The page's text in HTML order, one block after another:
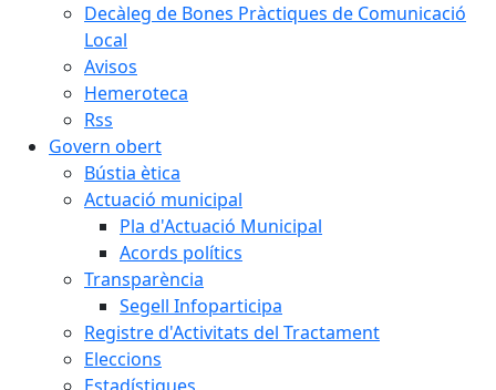
Decàleg de Bones Pràctiques de Comunicació
Local
Avisos
Hemeroteca
Rss
Govern obert
Bústia ètica
Actuació municipal
Pla d'Actuació Municipal
Acords polítics
Transparència
Segell Infoparticipa
Registre d'Activitats del Tractament
Eleccions